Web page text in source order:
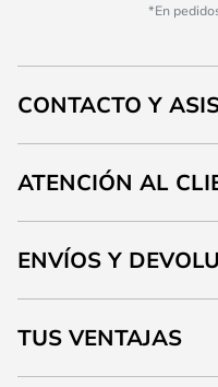
*En
CONTACTO Y
ATENCIÓN AL
ENVÍOS Y
TUS VENTAJAS